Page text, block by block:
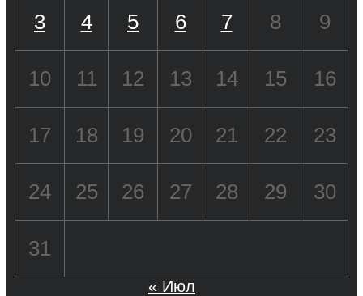
3 4 5 6 7 8 9
10 11 12 13 14 15 16
17 18 19 20 21 22 23
24 25 26 27 28 29 30
31
« Июл